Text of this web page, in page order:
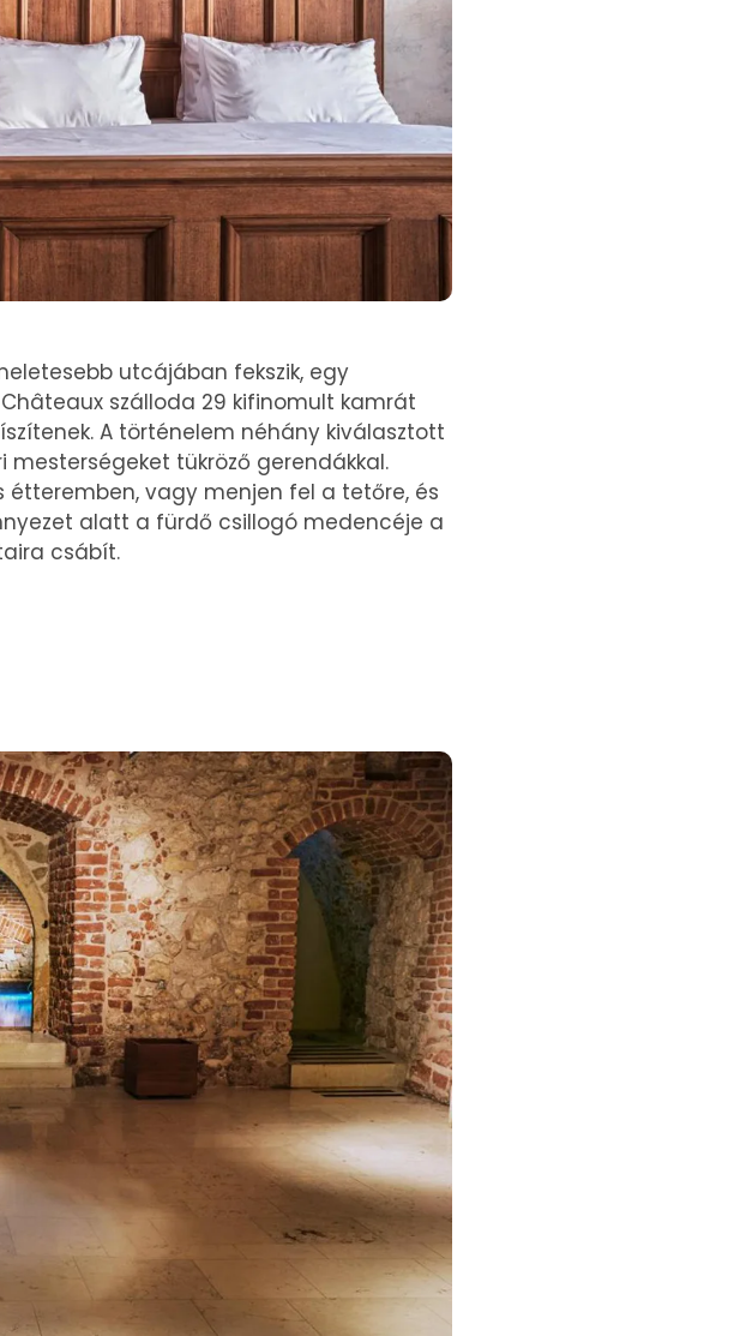
utcájában fekszik, egy
szálloda 29 kifinomult kamrát
A történelem néhány kiválasztott
mesterségeket tükröző gerendákkal.
vagy menjen fel a tetőre, és
alatt a fürdő csillogó medencéje a
csábít.